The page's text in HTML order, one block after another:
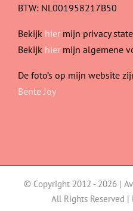
BTW: NL001958217B50
Bekijk hier mijn privacy
Bekijk hier mijn algemene
De foto’s op mijn website
Bente Joy
© Copyright 2012 - 2026 |
All Rights Reserved |